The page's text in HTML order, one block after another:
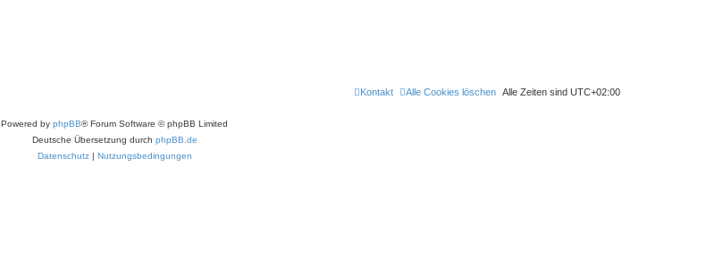
Alle Zeiten sind UTC+02:00
Alle Cookies löschen
Kontakt
Powered by phpBB® Forum Software © phpBB Limited
Deutsche Übersetzung durch phpBB.de
Datenschutz| Nutzungsbedingungen